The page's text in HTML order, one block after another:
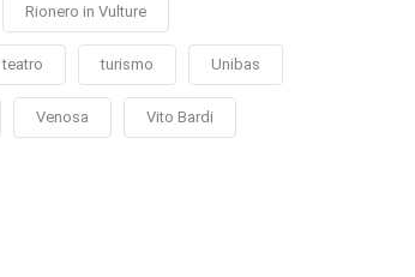
Rionero in Vulture
teatro turismo Unibas
Venosa Vito Bardi